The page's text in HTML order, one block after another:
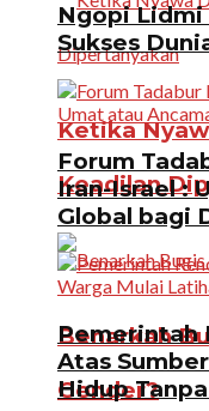
Ketika
Keadilan
Benarkah
Gender?
Ngopi Lidmi
Sukses
Forum
Iran-Israel :
Global bagi
Pemerintah
Atas
Hidup